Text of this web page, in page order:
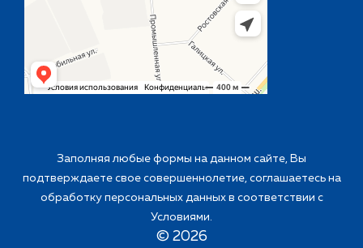
Заполняя любые формы на данном сайте, Вы
подтверждаете свое совершеннолетие, соглашаетесь на
обработку персональных данных в соответствии с
Условиями.
© 2026